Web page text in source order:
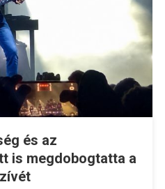
és az
is megdobogtatta a